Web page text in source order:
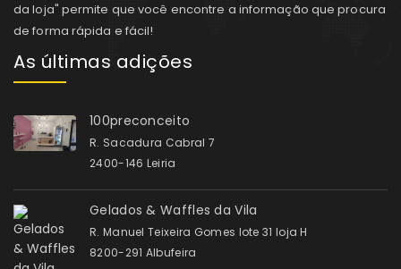
da loja" permite que você encontre a informação que procura
de forma rápida e fácil!
As últimas adições
100preconceito
R. Sacadura Cabral 7
2400-146 Leiria
Gelados & Waffles da Vila
R. Manuel Teixeira Gomes lote 31 loja H
8200-291 Albufeira